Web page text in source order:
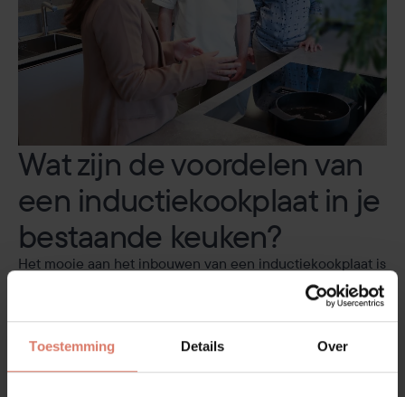
Toestemming Details Over
Wat zijn de voordelen van
een inductiekookplaat in je
bestaande keuken?
Het mooie aan het inbouwen van een inductiekookplaat is
dat je je keuken een moderne update geeft zonder dat je
je hele keuken hoeft te verbouwen. Je behoudt de
indeling waar je blij mee bent, maar voegt een kook
gebruiken is. Bovendien geeft het strakke, naadloze
design van een inductiekookplaat je keuken direct een